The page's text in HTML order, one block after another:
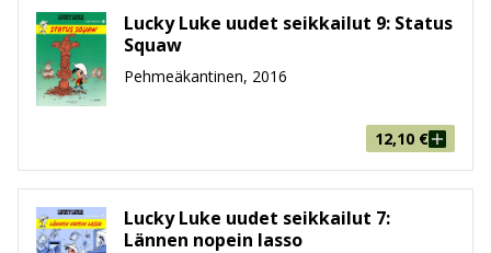
Lucky Luke uudet seikkailut 9: Status
Squaw
Pehmeäkantinen, 2016
12,10 €
Lucky Luke uudet seikkailut 7:
Lännen nopein lasso